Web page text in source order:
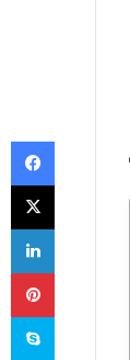
Facebook
X
LinkedIn
Pinterest
Skype